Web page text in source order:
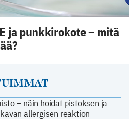
– näin hoidat pistoksen ja
allergisen reaktion
ja punkkirokote – mitä